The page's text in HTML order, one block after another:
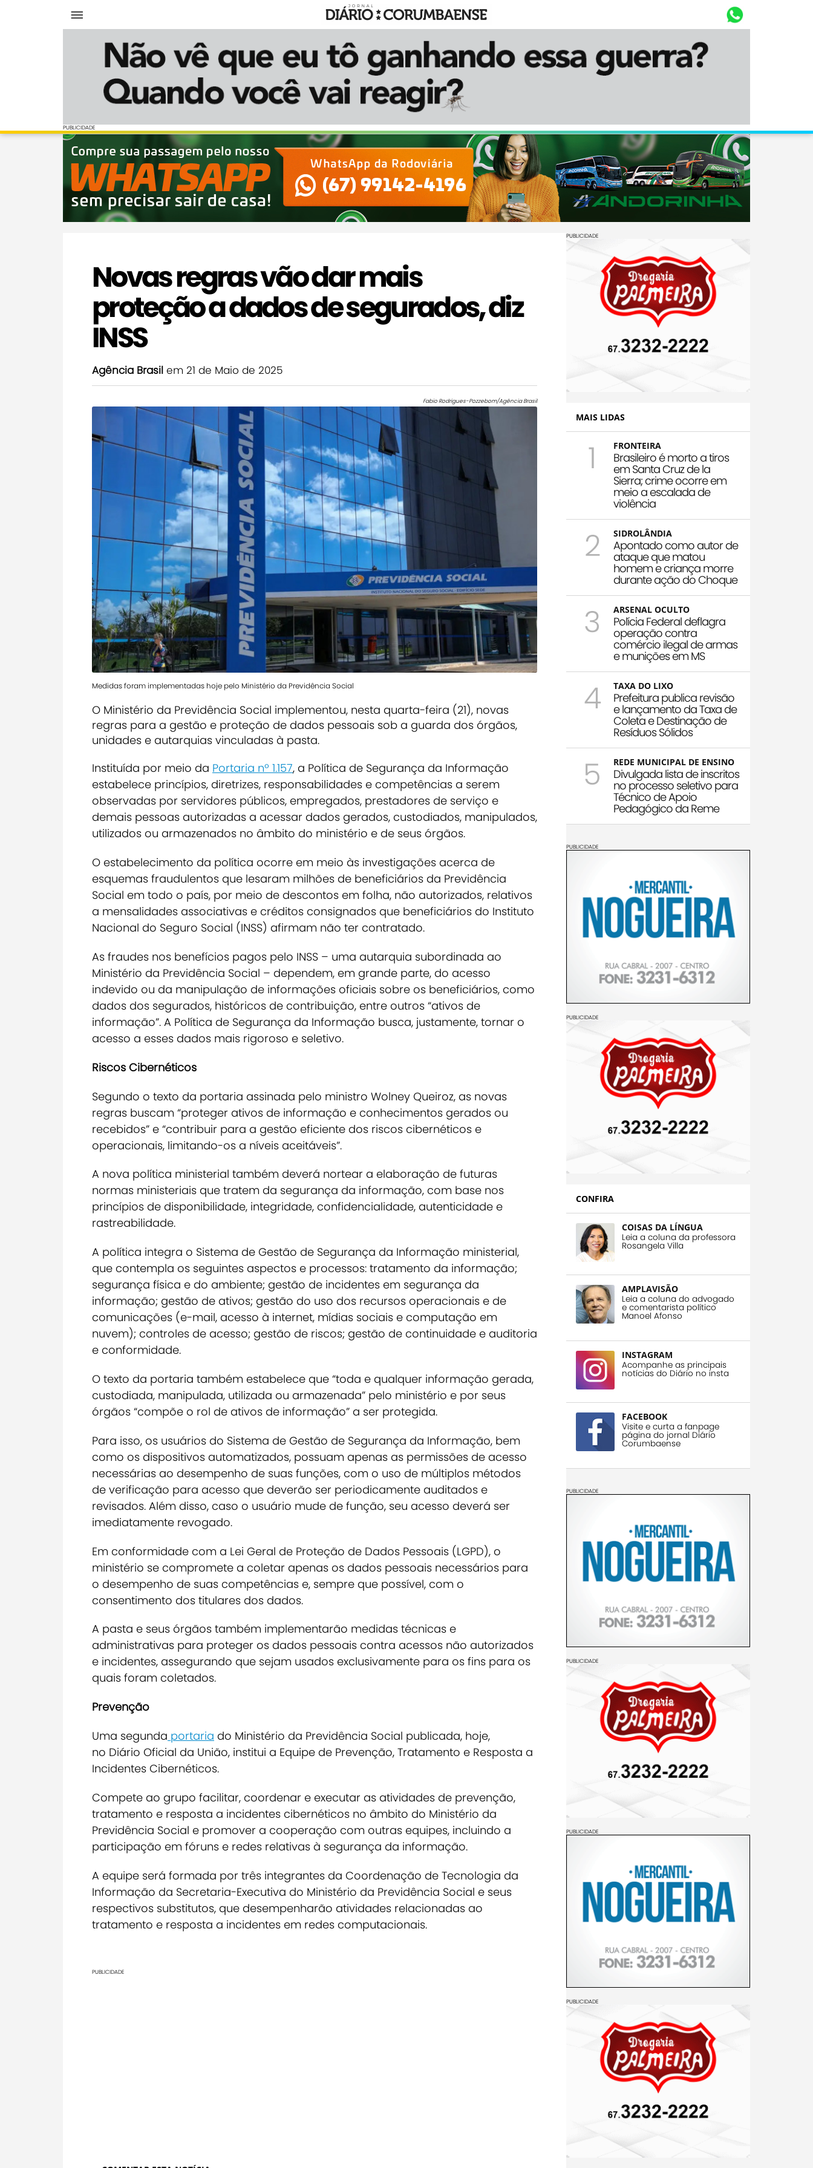
Diário Corumbaense
PUBLICIDADE
PUBLICIDADE
Novas regras vão dar mais
proteção a dados de segurados, diz
INSS
Agência Brasil em 21 de Maio de 2025
Fabio Rodrigues-Pozzebom/Agência Brasil
Medidas foram implementadas hoje pelo Ministério da Previdência Social
O Ministério da Previdência Social implementou, nesta quarta-feira (21), novas
regras para a gestão e proteção de dados pessoais sob a guarda dos órgãos,
unidades e autarquias vinculadas à pasta.
Instituída por meio da Portaria nº 1.157, a Política de Segurança da Informação
estabelece princípios, diretrizes, responsabilidades e competências a serem
observadas por servidores públicos, empregados, prestadores de serviço e
demais pessoas autorizadas a acessar dados gerados, custodiados, manipulados,
utilizados ou armazenados no âmbito do ministério e de seus órgãos.
O estabelecimento da política ocorre em meio às investigações acerca de
esquemas fraudulentos que lesaram milhões de beneficiários da Previdência
Social em todo o país, por meio de descontos em folha, não autorizados, relativos
a mensalidades associativas e créditos consignados que beneficiários do Instituto
Nacional do Seguro Social (INSS) afirmam não ter contratado.
As fraudes nos benefícios pagos pelo INSS – uma autarquia subordinada ao
Ministério da Previdência Social – dependem, em grande parte, do acesso
indevido ou da manipulação de informações oficiais sobre os beneficiários, como
dados dos segurados, históricos de contribuição, entre outros “ativos de
informação”. A Política de Segurança da Informação busca, justamente, tornar o
acesso a esses dados mais rigoroso e seletivo.
Riscos Cibernéticos
Segundo o texto da portaria assinada pelo ministro Wolney Queiroz, as novas
regras buscam “proteger ativos de informação e conhecimentos gerados ou
recebidos” e “contribuir para a gestão eficiente dos riscos cibernéticos e
operacionais, limitando-os a níveis aceitáveis”.
A nova política ministerial também deverá nortear a elaboração de futuras
normas ministeriais que tratem da segurança da informação, com base nos
princípios de disponibilidade, integridade, confidencialidade, autenticidade e
rastreabilidade.
A política integra o Sistema de Gestão de Segurança da Informação ministerial,
que contempla os seguintes aspectos e processos: tratamento da informação;
segurança física e do ambiente; gestão de incidentes em segurança da
informação; gestão de ativos; gestão do uso dos recursos operacionais e de
comunicações (e-mail, acesso à internet, mídias sociais e computação em
nuvem); controles de acesso; gestão de riscos; gestão de continuidade e auditoria
e conformidade.
O texto da portaria também estabelece que “toda e qualquer informação gerada,
custodiada, manipulada, utilizada ou armazenada” pelo ministério e por seus
órgãos “compõe o rol de ativos de informação” a ser protegida.
Para isso, os usuários do Sistema de Gestão de Segurança da Informação, bem
como os dispositivos automatizados, possuam apenas as permissões de acesso
necessárias ao desempenho de suas funções, com o uso de múltiplos métodos
de verificação para acesso que deverão ser periodicamente auditados e
revisados. Além disso, caso o usuário mude de função, seu acesso deverá ser
imediatamente revogado.
Em conformidade com a Lei Geral de Proteção de Dados Pessoais (LGPD), o
ministério se compromete a coletar apenas os dados pessoais necessários para
o desempenho de suas competências e, sempre que possível, com o
consentimento dos titulares dos dados.
A pasta e seus órgãos também implementarão medidas técnicas e
administrativas para proteger os dados pessoais contra acessos não autorizados
e incidentes, assegurando que sejam usados exclusivamente para os fins para os
quais foram coletados.
Prevenção
Uma segunda portaria do Ministério da Previdência Social publicada, hoje,
no Diário Oficial da União, institui a Equipe de Prevenção, Tratamento e Resposta a
Incidentes Cibernéticos.
Compete ao grupo facilitar, coordenar e executar as atividades de prevenção,
tratamento e resposta a incidentes cibernéticos no âmbito do Ministério da
Previdência Social e promover a cooperação com outras equipes, incluindo a
participação em fóruns e redes relativas à segurança da informação.
A equipe será formada por três integrantes da Coordenação de Tecnologia da
Informação da Secretaria-Executiva do Ministério da Previdência Social e seus
respectivos substitutos, que desempenharão atividades relacionadas ao
tratamento e resposta a incidentes em redes computacionais.
PUBLICIDADE
PUBLICIDADE
MAIS LIDAS
1 FRONTEIRA
Brasileiro é morto a tiros
em Santa Cruz de la
Sierra; crime ocorre em
meio a escalada de
violência
2 SIDROLÂNDIA
Apontado como autor de
ataque que matou
homem e criança morre
durante ação do Choque
3 ARSENAL OCULTO
Polícia Federal deflagra
operação contra
comércio ilegal de armas
e munições em MS
4 TAXA DO LIXO
Prefeitura publica revisão
e lançamento da Taxa de
Coleta e Destinação de
Resíduos Sólidos
5 REDE MUNICIPAL DE ENSINO
Divulgada lista de inscritos
no processo seletivo para
Técnico de Apoio
Pedagógico da Reme
PUBLICIDADE
PUBLICIDADE
CONFIRA
COISAS DA LÍNGUA
Leia a coluna da professora
Rosangela Villa
AMPLAVISÃO
Leia a coluna do advogado
e comentarista político
Manoel Afonso
INSTAGRAM
Acompanhe as principais
notícias do Diário no insta
FACEBOOK
Visite e curta a fanpage
página do jornal Diário
Corumbaense
PUBLICIDADE
PUBLICIDADE
PUBLICIDADE
PUBLICIDADE